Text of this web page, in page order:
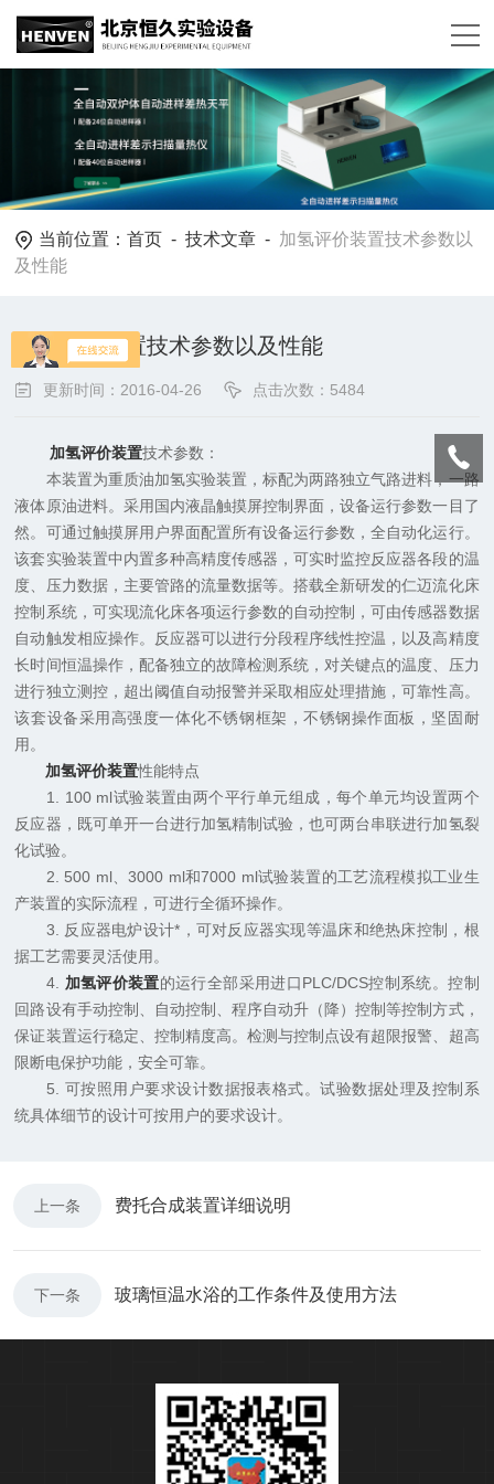
当前位置：首页 -技术文章 - 加氢评价装置技术参数以
及性能
加氢评价装置技术参数以及性能
更新时间：2016-04-26 点击次数：5484
加氢评价装置技术参数：
本装置为重质油加氢实验装置，标配为两路独立气路进料，一路
液体原油进料。采用国内液晶触摸屏控制界面，设备运行参数一目了
然。可通过触摸屏用户界面配置所有设备运行参数，全自动化运行。
该套实验装置中内置多种高精度传感器，可实时监控反应器各段的温
度、压力数据，主要管路的流量数据等。搭载全新研发的仁迈流化床
控制系统，可实现流化床各项运行参数的自动控制，可由传感器数据
自动触发相应操作。反应器可以进行分段程序线性控温，以及高精度
长时间恒温操作，配备独立的故障检测系统，对关键点的温度、压力
进行独立测控，超出阈值自动报警并采取相应处理措施，可靠性高。
该套设备采用高强度一体化不锈钢框架，不锈钢操作面板，坚固耐
用。
加氢评价装置性能特点
1. 100 ml试验装置由两个平行单元组成，每个单元均设置两个
反应器，既可单开一台进行加氢精制试验，也可两台串联进行加氢裂
化试验。
2. 500 ml、3000 ml和7000 ml试验装置的工艺流程模拟工业生
产装置的实际流程，可进行全循环操作。
3. 反应器电炉设计*，可对反应器实现等温床和绝热床控制，根
据工艺需要灵活使用。
4. 加氢评价装置的运行全部采用进口PLC/DCS控制系统。控制
回路设有手动控制、自动控制、程序自动升（降）控制等控制方式，
保证装置运行稳定、控制精度高。检测与控制点设有超限报警、超高
限断电保护功能，安全可靠。
5. 可按照用户要求设计数据报表格式。试验数据处理及控制系
统具体细节的设计可按用户的要求设计。
上一条 费托合成装置详细说明
下一条 玻璃恒温水浴的工作条件及使用方法